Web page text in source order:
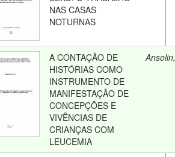
NAS CASAS
NOTURNAS
A CONTAÇÃO DE
HISTÓRIAS COMO
INSTRUMENTO DE
MANIFESTAÇÃO DE
CONCEPÇÕES E
VIVÊNCIAS DE
CRIANÇAS COM
LEUCEMIA